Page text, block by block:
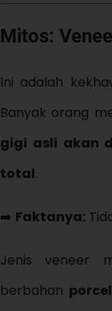
Mitos:
Ini adalah
Banyak orang
gigi asli akan
total.
➡️ Faktanya:
Jenis veneer
berbahan